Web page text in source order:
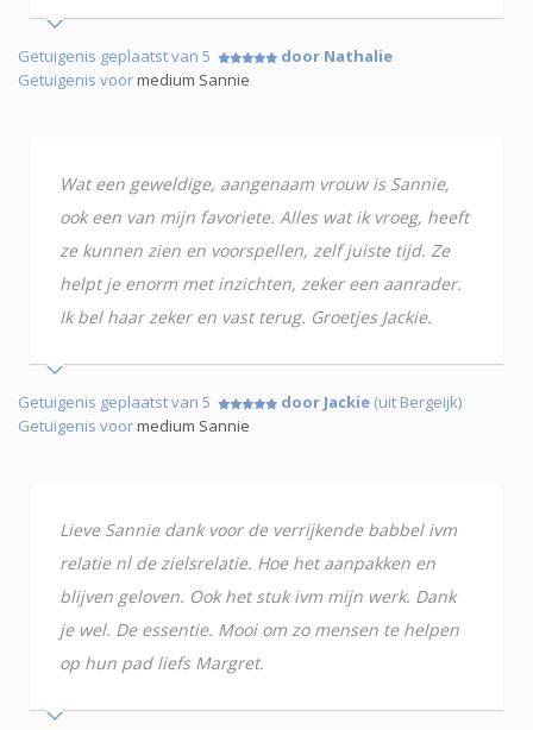
Getuigenis geplaatst van 5
door Nathalie
Getuigenis voormedium Sannie
Wat een geweldige, aangenaam vrouw is Sannie,
ook een van mijn favoriete. Alles wat ik vroeg, heeft
ze kunnen zien en voorspellen, zelf juiste tijd. Ze
helpt je enorm met inzichten, zeker een aanrader.
Ik bel haar zeker en vast terug. Groetjes Jackie.
Getuigenis geplaatst van 5 door Jackie (uit Bergeijk)
Getuigenis voormedium Sannie
Lieve Sannie dank voor de verrijkende babbel ivm
relatie nl de zielsrelatie. Hoe het aanpakken en
blijven geloven. Ook het stuk ivm mijn werk. Dank
je wel. De essentie. Mooi om zo mensen te helpen
op hun pad liefs Margret.